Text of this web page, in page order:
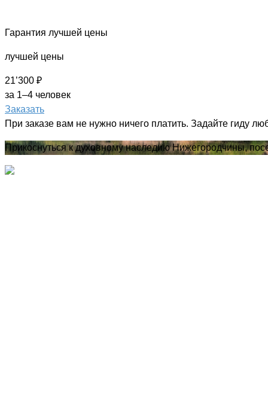
Гарантия лучшей цены
лучшей цены
21’300 ₽
за 1–4 человек
Заказать
При заказе вам не нужно ничего платить. Задайте гиду
Прикоснуться к духовному наследию Нижегородчины,